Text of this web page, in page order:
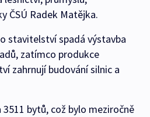
ČSÚ Radek Matějka.
stavitelství spadá výstavba
zatímco produkce
zahrnují budování silnic a
3511 bytů, což bylo meziročně